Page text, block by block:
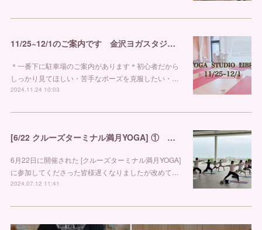
11/25~12/1のご案内です 金沢ヨガスタジオ リブラ
＊一番下に駐車場のご案内があります＊初心者だから
しっかり見てほしい・苦手なポーズを克服したい・…
2024.11.24 10:03
[6/22 クルーズターミナル満月YOGA] ① 金沢市ヨガスタジオ リブラ
6月22日に開催された [クルーズターミナル満月YOGA]
に参加してくださった皆様遅くなりましたが改めて…
2024.07.12 11:41